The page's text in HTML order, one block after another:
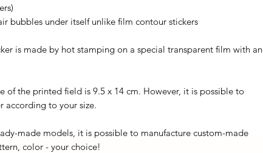
bubbles under itself unlike film contour stickers
is made by hot stamping on a special transparent film with an
of the printed field is 9.5 x 14 cm. However, it is possible to
according to your size.
made models, it is possible to manufacture custom-made
color - your choice!